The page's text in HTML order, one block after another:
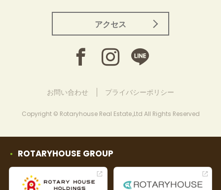
アクセス
お問い合わせ プライバシーポリシー
Copyright © Rotaryhouse Real Estate.,Ltd All Rights Reserved
ROTARYHOUSE GROUP